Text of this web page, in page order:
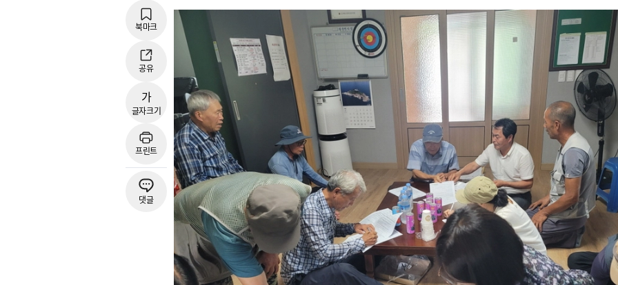
북마크
공유
가
글자크기
프린트
댓글